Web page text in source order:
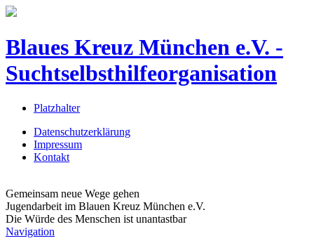
Blaues Kreuz München e.V. -
Suchtselbsthilfeorganisation
Platzhalter
Datenschutzerklärung
Impressum
Kontakt
Gemeinsam neue Wege gehen
Jugendarbeit im Blauen Kreuz München e.V.
Die Würde des Menschen ist unantastbar
Navigation